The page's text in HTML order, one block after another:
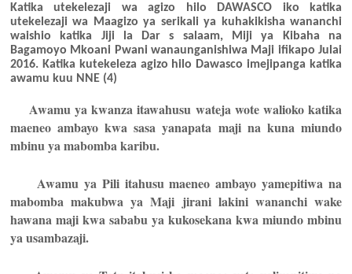
Katika utekelezaji wa agizo hilo DAWASCO iko katika
utekelezaji wa Maagizo ya serikali ya kuhakikisha wananchi
waishio katika Jiji la Dar s salaam, Miji ya Kibaha na
Bagamoyo Mkoani Pwani wanaunganishiwa Maji ifikapo Julai
2016. Katika kutekeleza agizo hilo Dawasco imejipanga katika
awamu kuu NNE (4)
Awamu ya kwanza itawahusu wateja wote walioko katika
maeneo ambayo kwa sasa yanapata maji na kuna miundo
mbinu ya mabomba karibu.
Awamu ya Pili itahusu maeneo ambayo yamepitiwa na
mabomba makubwa ya Maji jirani lakini wananchi wake
hawana maji kwa sababu ya kukosekana kwa miundo mbinu
ya usambazaji.